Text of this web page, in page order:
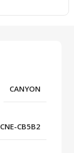
CANYON
CNE-CB5B2